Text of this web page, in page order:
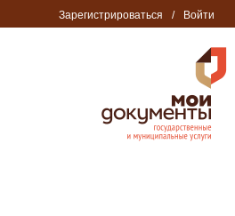
Зарегистрироваться / Войти